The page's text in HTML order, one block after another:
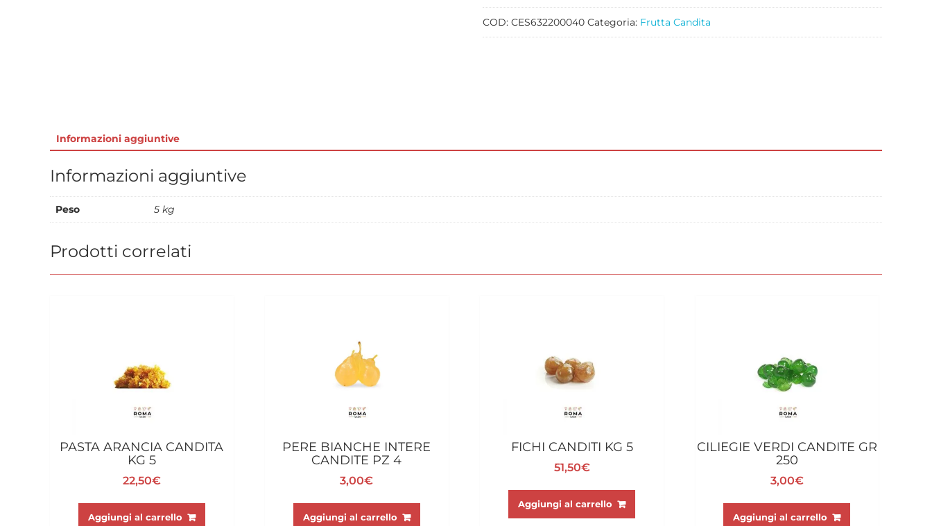
5
quantità
COD: CES632200040 Categoria: Frutta Candita
Informazioni aggiuntive
Informazioni aggiuntive
Peso 5 kg
Prodotti correlati
PASTA ARANCIA CANDITA
KG 5
22,50€
Aggiungi al carrello
PERE BIANCHE INTERE
CANDITE PZ 4
3,00€
Aggiungi al carrello
FICHI CANDITI KG 5
51,50€
Aggiungi al carrello
CILIEGIE VERDI CANDITE GR
250
3,00€
Aggiungi al carrello